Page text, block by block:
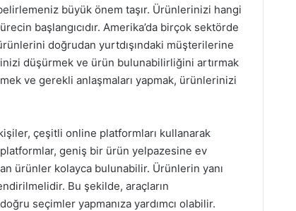
büyük önem taşır. Ürünlerinizi hangi
başlangıcıdır. Amerika’da birçok sektörde
doğrudan yurtdışındaki müşterilerine
düşürmek ve ürün bulunabilirliğini artırmak
ve gerekli anlaşmaları yapmak, ürünlerinizi
çeşitli online platformları kullanarak
geniş bir ürün yelpazesine ev
ürünler kolayca bulunabilir. Ürünlerin yanı
Bu şekilde, araçların
seçimler yapmanıza yardımcı olabilir.